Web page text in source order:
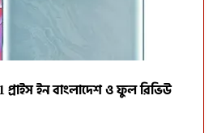
ইন বাংলাদেশ ও ফুল রিভিউ